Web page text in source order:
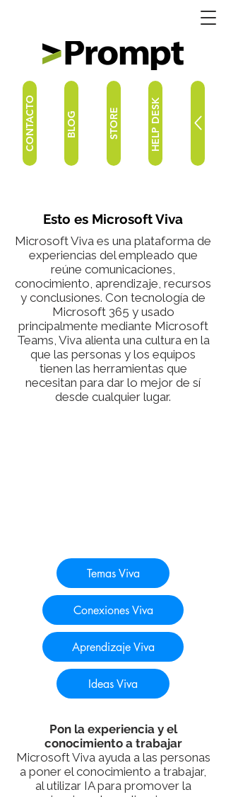
CONTACTO STORE HELP DESK
BLOG
Esto es Microsoft Viva
Microsoft Viva es una plataforma de
experiencias del empleado que
reúne comunicaciones,
conocimiento, aprendizaje, recursos
y conclusiones. Con tecnología de
Microsoft 365 y usado
principalmente mediante Microsoft
Teams, Viva alienta una cultura en la
que las personas y los equipos
tienen las herramientas que
necesitan para dar lo mejor de sí
desde cualquier lugar.
Temas Viva
Conexiones Viva
Aprendizaje Viva
Ideas Viva
Pon la experiencia y el
conocimiento a trabajar
Microsoft Viva ayuda a las personas
a poner el conocimiento a trabajar,
al utilizar IA para promover la